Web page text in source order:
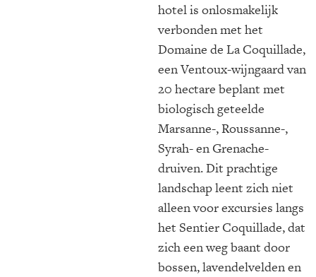
hotel is onlosmakelijk
verbonden met het
Domaine de La Coquillade,
een Ventoux-wijngaard van
20 hectare beplant met
biologisch geteelde
Marsanne-, Roussanne-,
Syrah- en Grenache-
druiven. Dit prachtige
landschap leent zich niet
alleen voor excursies langs
het Sentier Coquillade, dat
zich een weg baant door
bossen, lavendelvelden en